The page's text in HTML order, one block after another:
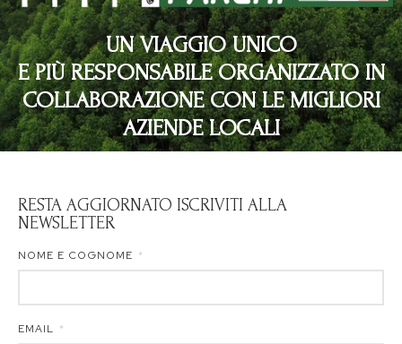
UN VIAGGIO UNICO
E PIÙ RESPONSABILE ORGANIZZATO IN
COLLABORAZIONE CON LE MIGLIORI
AZIENDE LOCALI
RESTA AGGIORNATO ISCRIVITI ALLA
NEWSLETTER
NOME E COGNOME
EMAIL